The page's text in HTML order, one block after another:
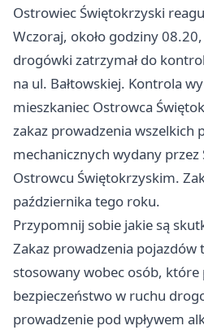
Ostrowiec Świętokrzyski
Wczoraj, około godziny
drogówki zatrzymał do
na ul. Bałtowskiej. Kontrola
mieszkaniec Ostrowca
zakaz prowadzenia wszelkich
mechanicznych wydany przez
Ostrowcu Świętokrzyskim.
października tego roku.
Przypomnij sobie jakie są
Zakaz prowadzenia pojazdów
stosowany wobec osób, które
bezpieczeństwo w ruchu
prowadzenie pod wpływem